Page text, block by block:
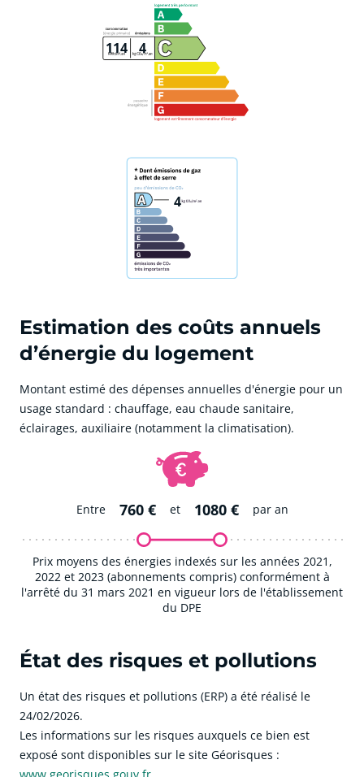
114 4
4
Estimation des coûts annuels
d’énergie du logement
Montant estimé des dépenses annuelles d'énergie pour un
usage standard : chauffage, eau chaude sanitaire,
éclairages, auxiliaire (notamment la climatisation).
Entre 760 € et 1080 € par an
Prix moyens des énergies indexés sur les années 2021,
2022 et 2023 (abonnements compris) conformément à
l'arrêté du 31 mars 2021 en vigueur lors de l'établissement
du DPE
État des risques et pollutions
Un état des risques et pollutions (ERP) a été réalisé le
24/02/2026.
Les informations sur les risques auxquels ce bien est
exposé sont disponibles sur le site Géorisques :
www.georisques.gouv.fr